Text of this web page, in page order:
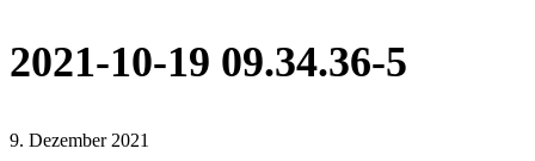
2021-10-19 09.34.36-5
9. Dezember 2021